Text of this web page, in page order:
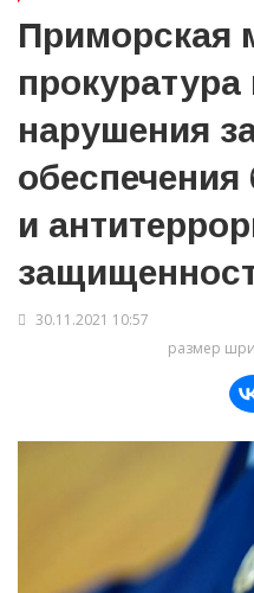
Приморская
нарушения
обеспечения
и
30.11.2021 10:57
размер